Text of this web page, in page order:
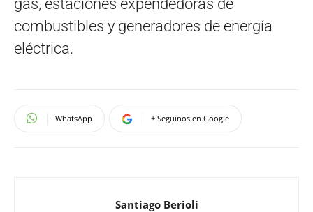
gas, estaciones expendedoras de
combustibles y generadores de energía
eléctrica.
WhatsApp + Seguinos en Google
Santiago Berioli